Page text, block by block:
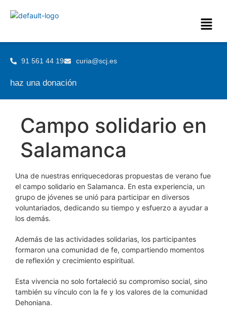
91 561 44 19 curia@scj.es
haz una donación
Campo solidario en
Salamanca
Una de nuestras enriquecedoras propuestas de verano fue
el campo solidario en Salamanca. En esta experiencia, un
grupo de jóvenes se unió para participar en diversos
voluntariados, dedicando su tiempo y esfuerzo a ayudar a
los demás.
Además de las actividades solidarias, los participantes
formaron una comunidad de fe, compartiendo momentos
de reflexión y crecimiento espiritual.
Esta vivencia no solo fortaleció su compromiso social, sino
también su vínculo con la fe y los valores de la comunidad
Dehoniana.